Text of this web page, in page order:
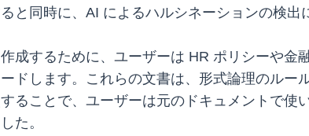
と同時に、AI によるハルシネーションの検出
成するために、ユーザーは HR ポリシーや
ドします。これらの文書は、形式論理のル
ることで、ユーザーは元のドキュメントで
た。